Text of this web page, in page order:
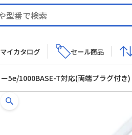
マイカタログ セール商品
5e/1000BASE-T対応(両端プラグ付き)